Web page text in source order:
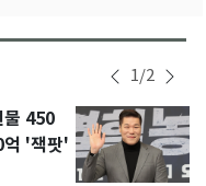
1/2
물 450
'잭팟'